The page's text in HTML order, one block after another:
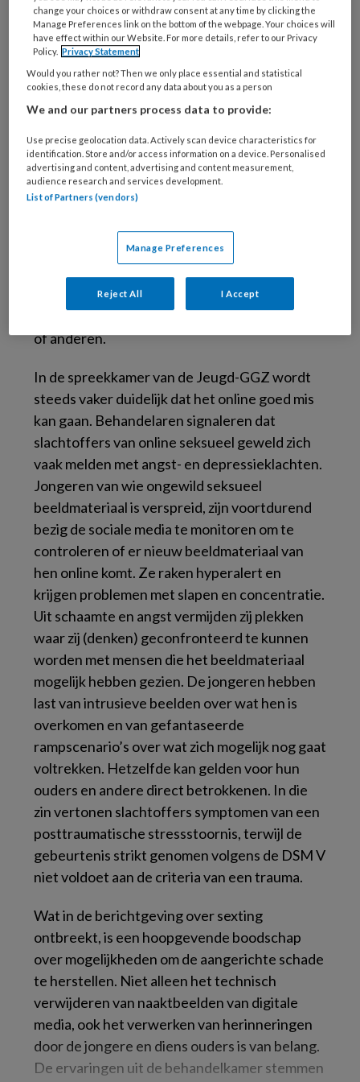
5,5% van de jongens tussen twaalf en
zeventien jaar weleens een naaktfoto of foto
in ondergoed naar iemand heeft gestuurd.
Verder is bekend dat jongeren die aan sexting
doen ook vaak ander risicogedrag vertonen,
aan seks doen.
Naast de plezierige en opwindende kant van
sexting, is er ook een schaduwkant: de relatie
met (online) seksueel geweld. Vooral wanneer
de naaktbeelden worden doorgestuurd aan
onbekenden, kunnen jongeren worden
afgeperst, gechanteerd, of gedwongen tot
verregaande seksuele handelingen, bij zichzelf
of anderen.
In de spreekkamer van de Jeugd-GGZ wordt
steeds vaker duidelijk dat het online goed mis
kan gaan. Behandelaren signaleren dat
slachtoffers van online seksueel geweld zich
vaak melden met angst- en depressieklachten.
Jongeren van wie ongewild seksueel
beeldmateriaal is verspreid, zijn voortdurend
bezig de sociale media te monitoren om te
controleren of er nieuw beeldmateriaal van
hen online komt. Ze raken hyperalert en
krijgen problemen met slapen en concentratie.
Uit schaamte en angst vermijden zij plekken
waar zij (denken) geconfronteerd te kunnen
worden met mensen die het beeldmateriaal
mogelijk hebben gezien. De jongeren hebben
last van intrusieve beelden over wat hen is
overkomen en van gefantaseerde
rampscenario’s over wat zich mogelijk nog gaat
voltrekken. Hetzelfde kan gelden voor hun
ouders en andere direct betrokkenen. In die
zin vertonen slachtoffers symptomen van een
posttraumatische stressstoornis, terwijl de
gebeurtenis strikt genomen volgens de DSM V
niet voldoet aan de criteria van een trauma.
Wat in de berichtgeving over sexting
ontbreekt, is een hoopgevende boodschap
over mogelijkheden om de aangerichte schade
te herstellen. Niet alleen het technisch
verwijderen van naaktbeelden van digitale
media, ook het verwerken van herinneringen
door de jongere en diens ouders is van belang.
De ervaringen uit de behandelkamer stemmen
change your choices or withdraw consent at any time by clicking the
Manage Preferences link on the bottom of the webpage. Your choices will
have effect within our Website. For more details, refer to our Privacy
Policy. Privacy Statement
Would you rather not? Then we only place essential and statistical
cookies, these do not record any data about you as a person
We and our partners process data to provide:
Use precise geolocation data. Actively scan device characteristics for
identification. Store and/or access information on a device. Personalised
advertising and content, advertising and content measurement,
audience research and services development.
List of Partners (vendors)
Manage Preferences
Reject All I Accept